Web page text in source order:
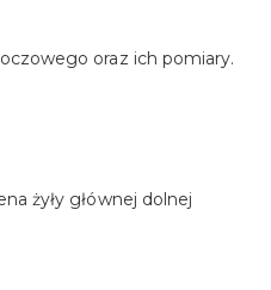
oraz ich pomiary.
żyły głównej dolnej